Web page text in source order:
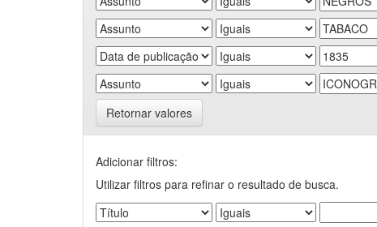
Retornar valores
Adicionar filtros:
Utilizar filtros para refinar o resultado de busca.